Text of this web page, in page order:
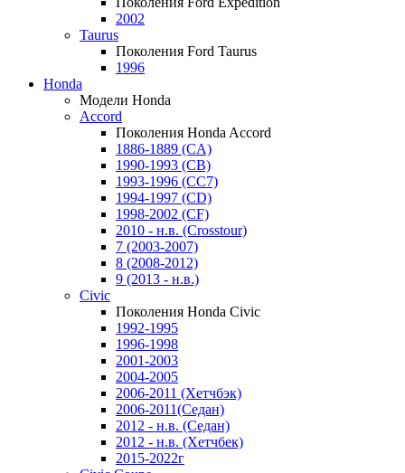
2002
Taurus
Поколения Ford Taurus
1996
Honda
Модели Honda
Accord
Поколения Honda Accord
1886-1889 (CA)
1990-1993 (CB)
1993-1996 (CC7)
1994-1997 (CD)
1998-2002 (CF)
2010 - н.в. (Crosstour)
7 (2003-2007)
8 (2008-2012)
9 (2013 - н.в.)
Civic
Поколения Honda Civic
1992-1995
1996-1998
2001-2003
2004-2005
2006-2011 (Хетчбэк)
2006-2011(Седан)
2012 - н.в. (Седан)
2012 - н.в. (Хетчбек)
2015-2022г